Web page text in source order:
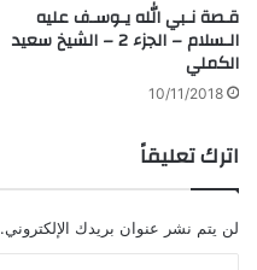
قـصة نـبي الله يـوسـف عليه
الـسلام – الجزء 2 – الشيخ سعيد
الكملي
10/11/2018
اترك تعليقاً
لن يتم نشر عنوان بريدك الإلكتروني.